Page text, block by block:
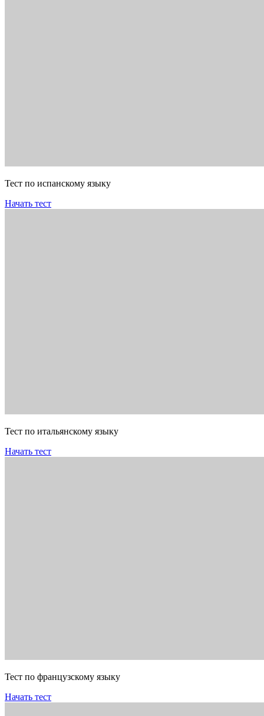
Тест по испанскому языку
Начать тест
Тест по итальянскому языку
Начать тест
Тест по французскому языку
Начать тест